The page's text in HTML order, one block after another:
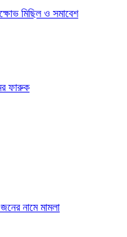
মিছিল ও সমাবেশ
ফারুক
নামে মামলা